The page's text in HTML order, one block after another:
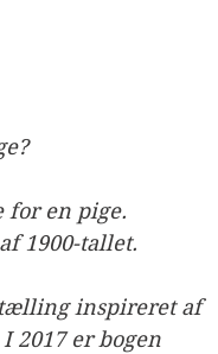
for en pige.
1900-tallet.
inspireret af
2017 er bogen